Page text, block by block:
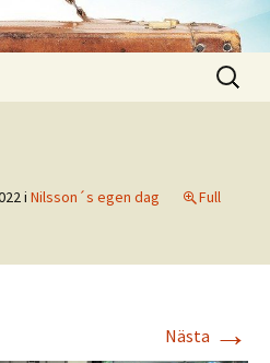
Sök
efter:
i Nilsson´s egen dag
Full
Nästa →